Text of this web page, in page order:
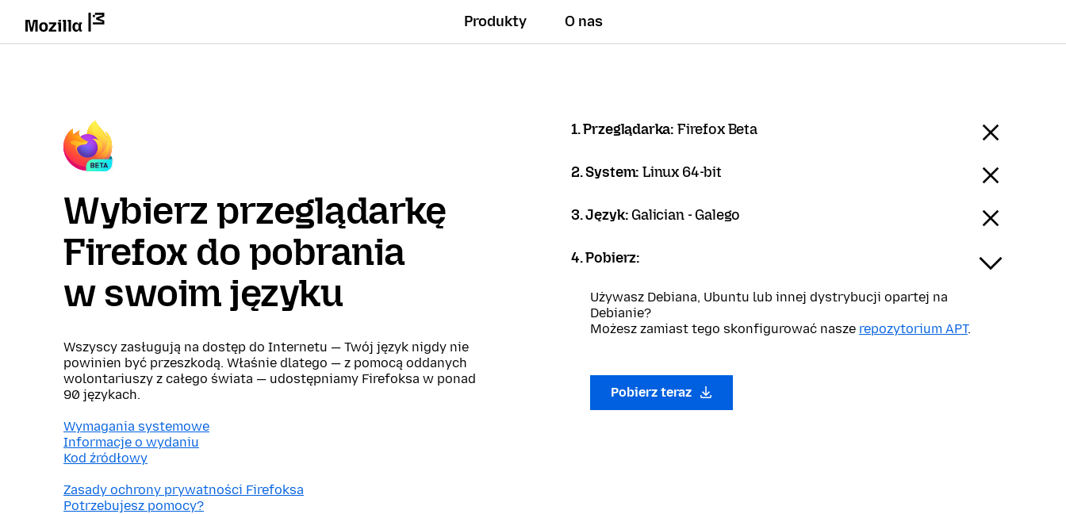
Produkty O nas
Wybierz przeglądarkę
Firefox do pobrania
w swoim języku
Wszyscy zasługują na dostęp do Internetu — Twój język nigdy nie
powinien być przeszkodą. Właśnie dlatego — z pomocą oddanych
wolontariuszy z całego świata — udostępniamy Firefoksa w ponad
90 językach.
Wymagania systemowe
Informacje o wydaniu
Kod źródłowy
Zasady ochrony prywatności Firefoksa
Potrzebujesz pomocy?
1. Przeglądarka: Firefox Beta
2. System:Linux 64-bit
3. Język: Galician - Galego
4. Pobierz:
Używasz Debiana, Ubuntu lub innej dystrybucji opartej na
Debianie?
Możesz zamiast tego skonfigurować nasze repozytorium APT.
Pobierz teraz